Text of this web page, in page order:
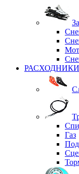
РАСХОДНИКИ
Газ